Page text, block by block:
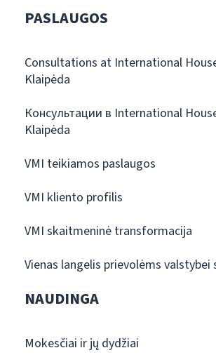
PASLAUGOS
Consultations at International
Klaipėda
Консультации в International
Klaipėda
VMI teikiamos paslaugos
VMI kliento profilis
VMI skaitmeninė transformacija
Vienas langelis prievolėms
NAUDINGA
Mokesčiai ir jų dydžiai